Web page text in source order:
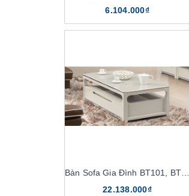
6.104.000₫
Bàn Sofa Gia Đình BT101, BT101D
22.138.000₫